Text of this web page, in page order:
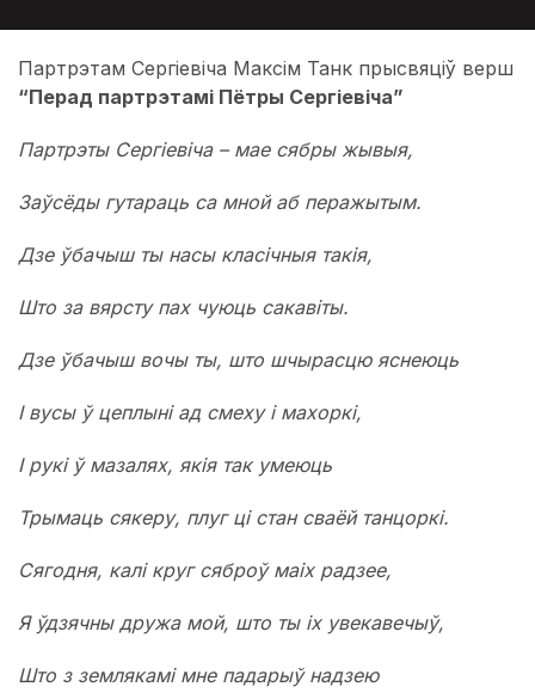
Партрэтам Сергіевіча Максім Танк прысвяціў верш
“Перад партрэтамі Пётры Сергіевіча”
Партрэты Сергіевіча – мае сябры жывыя,
Заўсёды гутараць са мной аб перажытым.
Дзе ўбачыш ты насы класічныя такія,
Што за вярсту пах чуюць сакавіты.
Дзе ўбачыш вочы ты, што шчырасцю яснеюць
І вусы ў цеплыні ад смеху і махоркі,
І рукі ў мазалях, якія так умеюць
Трымаць сякеру, плуг ці стан сваёй танцоркі.
Сягодня, калі круг сяброў маіх радзее,
Я ўдзячны дружа мой, што ты іх увекавечыў,
Што з землякамі мне падарыў надзею